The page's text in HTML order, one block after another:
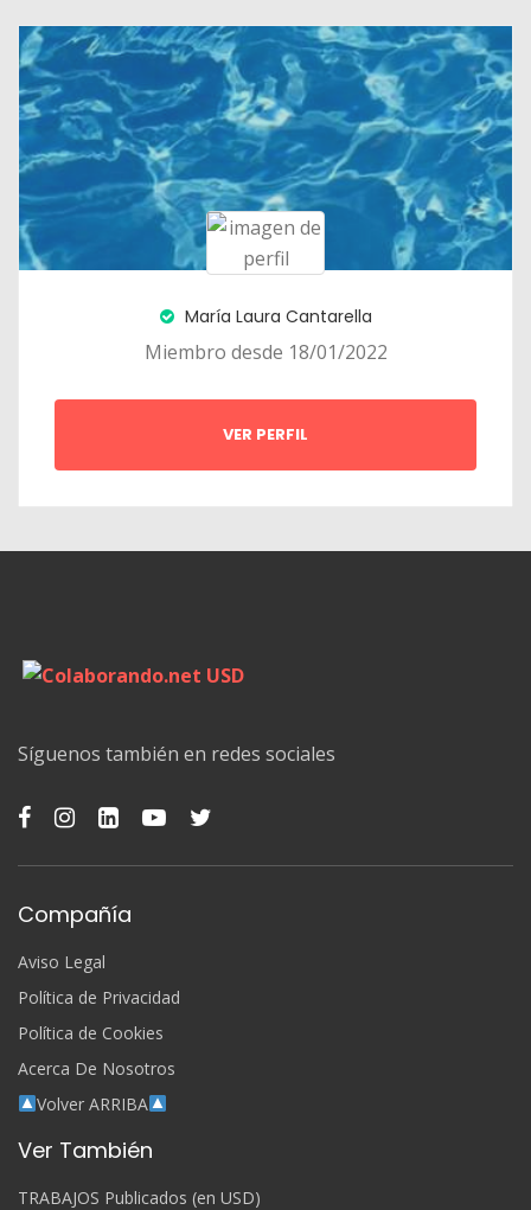
María Laura Cantarella
Miembro desde 18/01/2022
VER PERFIL
Síguenos también en redes sociales
Compañía
Aviso Legal
Política de Privacidad
Política de Cookies
Acerca De Nosotros
Volver ARRIBA
Ver También
TRABAJOS Publicados (en USD)